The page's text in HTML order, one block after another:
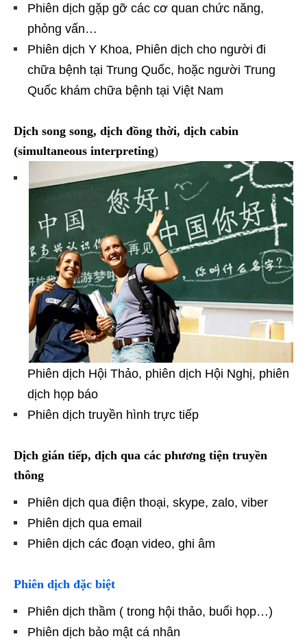
Phiên dịch gặp gỡ các cơ quan chức năng,
phỏng vấn…
Phiên dịch Y Khoa, Phiên dịch cho người đi
chữa bệnh tại Trung Quốc, hoặc người Trung
Quốc khám chữa bệnh tại Việt Nam
Dịch song song, dịch đồng thời, dịch cabin
(simultaneous interpreting)
Phiên dịch Hội Thảo, phiên dịch Hội Nghị, phiên
dịch họp báo
Phiên dịch truyền hình trực tiếp
Dịch gián tiếp, dịch qua các phương tiện truyền
thông
Phiên dịch qua điện thoại, skype, zalo, viber
Phiên dịch qua email
Phiên dịch các đoạn video, ghi âm
Phiên dịch đặc biệt
Phiên dịch thầm ( trong hội thảo, buổi họp…)
Phiên dịch bảo mật cá nhân